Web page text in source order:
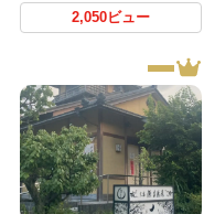
2,050ビュー